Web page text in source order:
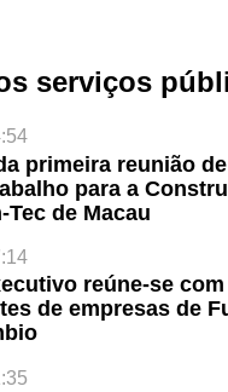
serviços
primeira reunião
para a
Tec de Macau
reúne-se com
de empresas de